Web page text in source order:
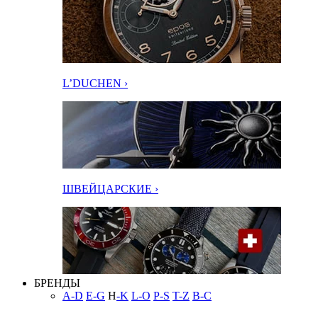
L’DUCHEN ›
ШВЕЙЦАРСКИЕ ›
БРЕНДЫ
A-D E-G H-K L-O P-S T-Z В-С